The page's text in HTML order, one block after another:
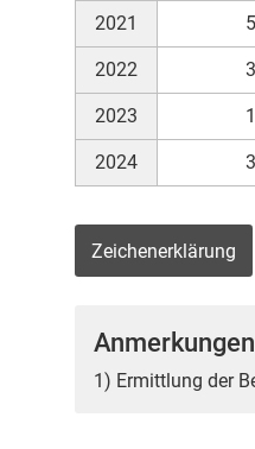
2021 5
2022 3
2023 1
2024 3
Zeichenerklärung
1) Ermittlung der